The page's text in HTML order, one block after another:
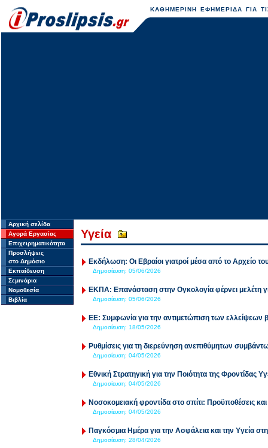
ΚΑΘΗΜΕΡΙΝΗ ΕΦΗΜΕΡΙΔΑ ΓΙΑ
Αρχική σελίδα
Αγορά Εργασίας
Επιχειρηματικότητα
Προσλήψεις
στο Δημόσιο
Εκπαίδευση
Σεμινάρια
Νομοθεσία
Βιβλία
Υγεία
Εκδήλωση: Οι Εβραίοι γιατροί μέσα από το Αρχείο
Δημοσίευση: 05/06/2026
ΕΚΠΑ: Επανάσταση στην Ογκολογία φέρνει μελέτη
Δημοσίευση: 05/06/2026
EE: Συμφωνία για την αντιμετώπιση των
Δημοσίευση: 18/05/2026
Ρυθμίσεις για τη διερεύνηση ανεπιθύμητων
Δημοσίευση: 04/05/2026
Εθνική Στρατηγική για την Ποιότητα της Φροντίδας
Δημοσίευση: 04/05/2026
Νοσοκομειακή φροντίδα στο σπίτι: Προϋποθέσεις και
Δημοσίευση: 04/05/2026
Παγκόσμια Ημέρα για την Ασφάλεια και την Υγεία
Δημοσίευση: 28/04/2026